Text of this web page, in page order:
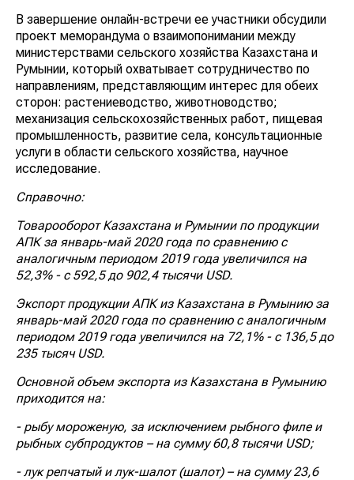
В завершение онлайн-встречи ее участники обсудили
проект меморандума о взаимопонимании между
министерствами сельского хозяйства Казахстана и
Румынии, который охватывает сотрудничество по
направлениям, представляющим интерес для обеих
сторон: растениеводство, животноводство;
механизация сельскохозяйственных работ, пищевая
промышленность, развитие села, консультационные
услуги в области сельского хозяйства, научное
исследование.
Справочно:
Товарооборот Казахстана и Румынии по продукции
АПК за январь-май 2020 года по сравнению с
аналогичным периодом 2019 года увеличился на
52,3% - с 592,5 до 902,4 тысячи USD.
Экспорт продукции АПК из Казахстана в Румынию за
январь-май 2020 года по сравнению с аналогичным
периодом 2019 года увеличился на 72,1% - с 136,5 до
235 тысяч USD.
Основной объем экспорта из Казахстана в Румынию
приходится на:
- рыбу мороженую, за исключением рыбного филе и
рыбных субпродуктов – на сумму 60,8 тысячи USD;
- лук репчатый и лук-шалот (шалот) – на сумму 23,6